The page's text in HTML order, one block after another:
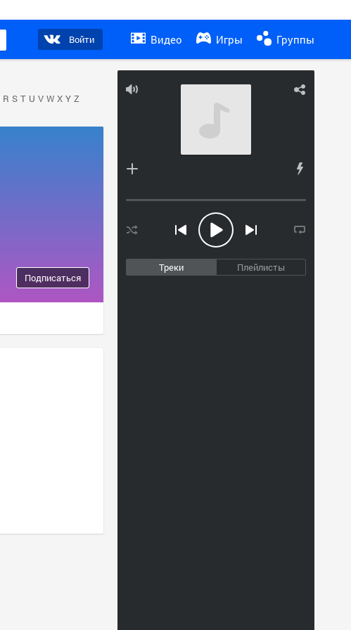
Войти Видео Игры Группы
Треки Плейлисты
R S T U V W X Y Z
Подписаться